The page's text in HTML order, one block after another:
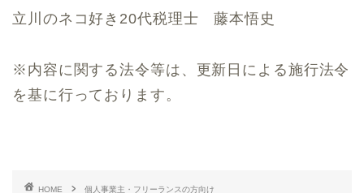
立川のネコ好き20代税理士 藤本悟史
※内容に関する法令等は、更新日による施行法令
を基に行っております。
HOME 個人事業主・フリーランスの方向け